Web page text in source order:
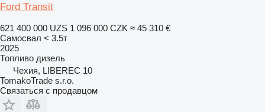
Ford Transit
621 400 000 UZS 1 096 000 CZK ≈ 45 310 €
Самосвал < 3.5т
2025
Топливо дизель
Чехия, LIBEREC 10
TomakoTrade s.r.o.
Связаться с продавцом